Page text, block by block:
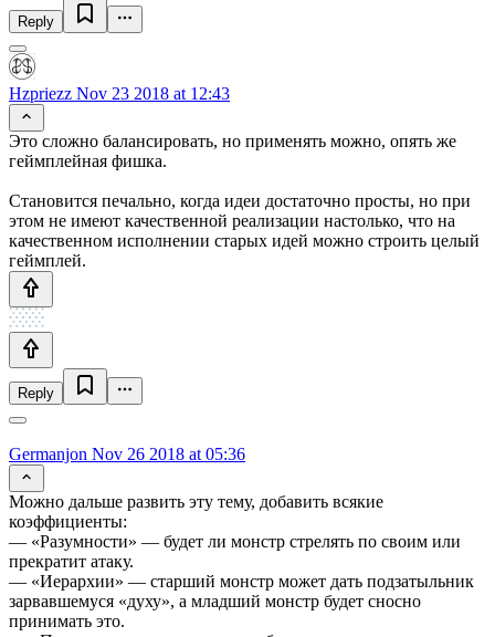
Reply
Hzpriezz Nov 23 2018 at 12:43
Это сложно балансировать, но применять можно, опять же
геймплейная фишка.
Становится печально, когда идеи достаточно просты, но при
этом не имеют качественной реализации настолько, что на
качественном исполнении старых идей можно строить целый
геймплей.
Reply
Germanjon Nov 26 2018 at 05:36
Можно дальше развить эту тему, добавить всякие
коэффициенты:
— «Разумности» — будет ли монстр стрелять по своим или
прекратит атаку.
— «Иерархии» — старший монстр может дать подзатыльник
зарвавшемуся «духу», а младший монстр будет сносно
принимать это.